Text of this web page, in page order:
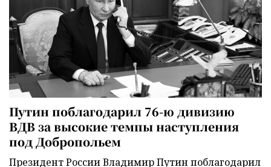
Путин поблагодарил 76-ю дивизию
ВДВ за высокие темпы наступления
под Добропольем
Президент России Владимир Путин поблагодарил